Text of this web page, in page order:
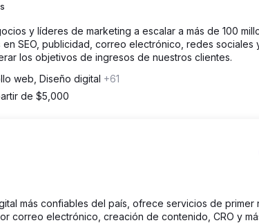
y líderes de marketing a escalar a más de 100
SEO, publicidad, correo electrónico, redes sociales
los objetivos de ingresos de nuestros clientes.
web, Diseño digital +61
de $5,000
más confiables del país, ofrece servicios de primer
correo electrónico, creación de contenido, CRO y